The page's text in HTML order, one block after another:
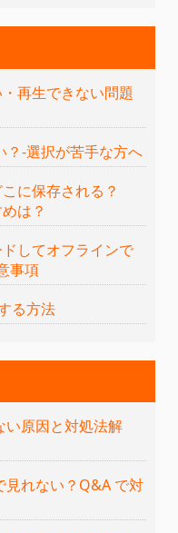
再生できない問題
‐選択が苦手な方へ
に保存される？
は？
してオフラインで
事項
る方法
い原因と対処法解
見れない？Q&A で対